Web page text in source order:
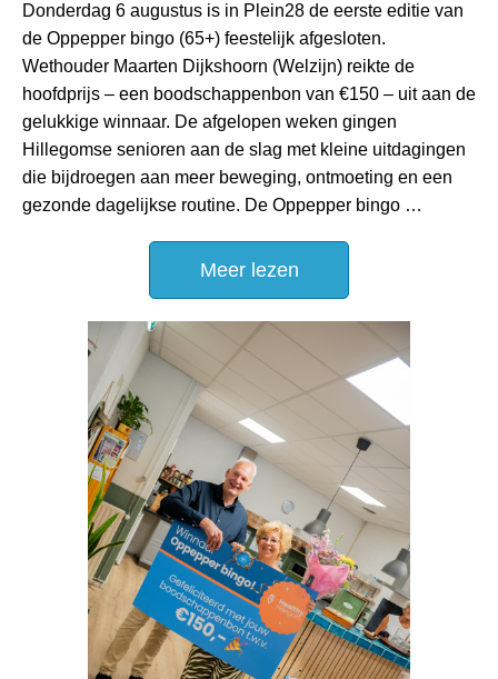
Donderdag 6 augustus is in Plein28 de eerste editie van
de Oppepper bingo (65+) feestelijk afgesloten.
Wethouder Maarten Dijkshoorn (Welzijn) reikte de
hoofdprijs – een boodschappenbon van €150 – uit aan de
gelukkige winnaar. De afgelopen weken gingen
Hillegomse senioren aan de slag met kleine uitdagingen
die bijdroegen aan meer beweging, ontmoeting en een
gezonde dagelijkse routine. De Oppepper bingo …
Meer lezen